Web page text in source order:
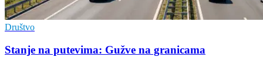
Društvo
Stanje na putevima: Gužve na granicama